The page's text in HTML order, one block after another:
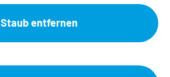
Staub entfernen